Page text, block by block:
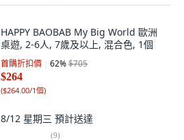
HAPPY BAOBAB My Big World 歐洲
桌遊, 2-6人, 7歲及以上, 混合色, 1個
首購折扣價 62%$705
$264
($264.00/1個)
8/12 星期三 預計送達
(9)